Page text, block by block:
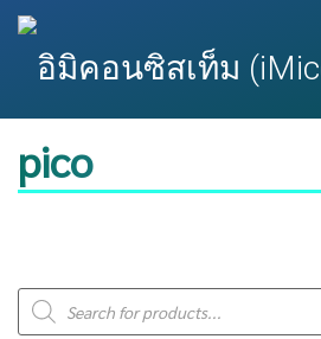
pico
search